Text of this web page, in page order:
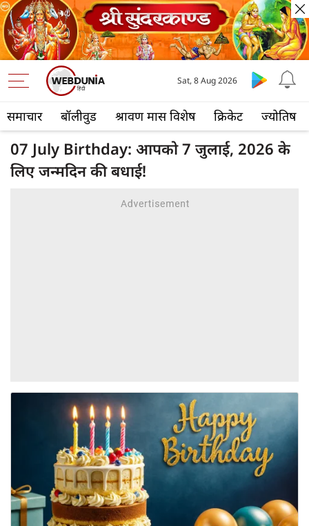
समाचार बॉलीवुड श्रावण मास विशेष क्रिकेट ज्योतिष
Sat, 8 Aug 2026
07 July Birthday: आपको 7 जुलाई, 2026 के
लिए जन्मदिन की बधाई!